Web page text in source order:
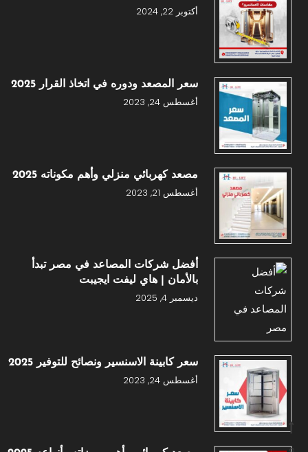
أكتوبر 22, 2024
سعر المصعد ودوره في اتخاذ القرار 2025
أغسطس 24, 2023
مصعد كهربائي منزلي وأهم مكوناته 2025
أغسطس 21, 2023
أفضل شركات المصاعد في مصر تبدأ
بالأمان | هاي ليفت ايجيبت
ديسمبر 4, 2025
سعر كابينة الاسنسير ونصائح للتوفير 2025
أغسطس 24, 2023